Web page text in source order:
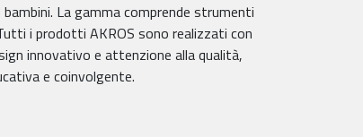
La gamma comprende strumenti
i prodotti AKROS sono realizzati con
innovativo e attenzione alla qualità,
e coinvolgente.